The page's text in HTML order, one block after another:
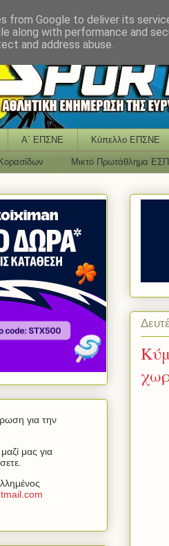
Α΄ ΕΠΣΝΕ Κύπελλο ΕΠΣΝΕ
Μικτό Πρωτάθλημα
για την
μας για
com
from Google to deliver its
along with performance and
and address abuse.